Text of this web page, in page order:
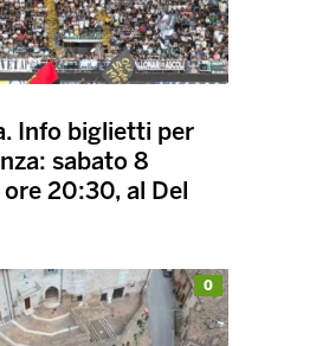
Info biglietti per
sabato 8
20:30, al Del
0